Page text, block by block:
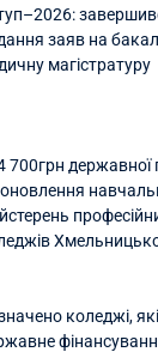
заяв на
магістратуру
700грн державної
коледжі,